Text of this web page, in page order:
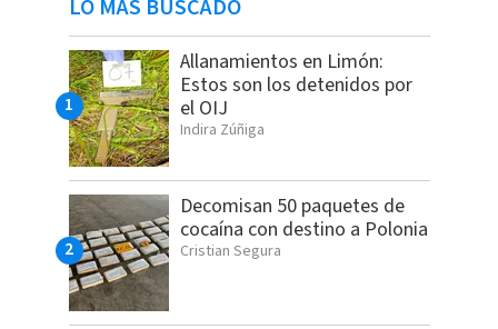
LO MÁS BUSCADO
Allanamientos en Limón:
Estos son los detenidos por
el OIJ
Indira Zúñiga
Decomisan 50 paquetes de
cocaína con destino a Polonia
Cristian Segura